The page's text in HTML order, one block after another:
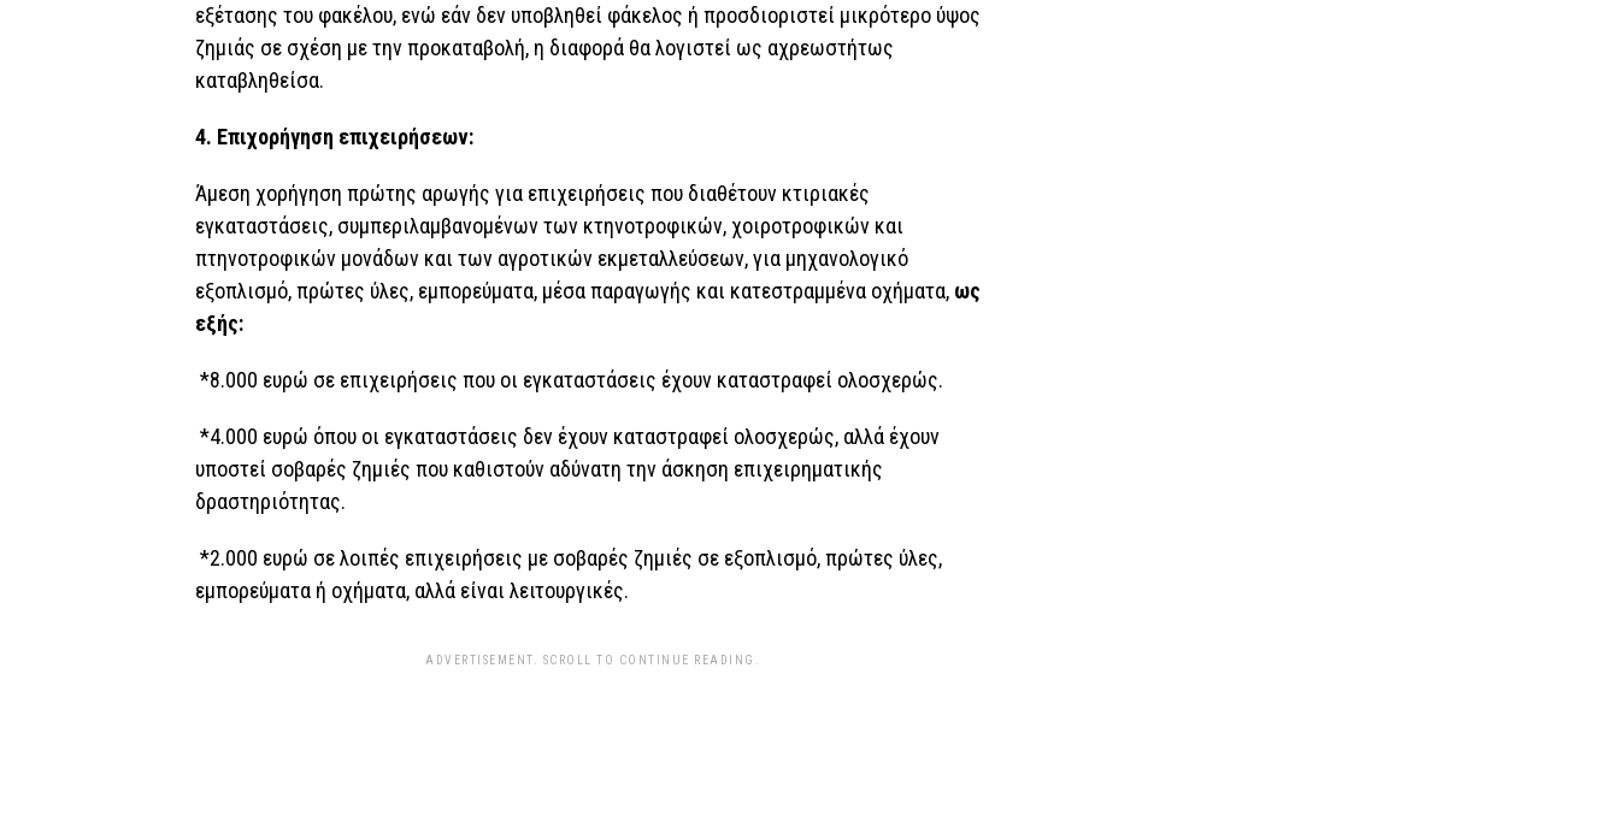
εξέτασης του φακέλου, ενώ εάν δεν υποβληθεί φάκελος ή προσδιοριστεί μικρότερο ύψος
ζημιάς σε σχέση με την προκαταβολή, η διαφορά θα λογιστεί ως αχρεωστήτως
καταβληθείσα.
4. Επιχορήγηση επιχειρήσεων:
Άμεση χορήγηση πρώτης αρωγής για επιχειρήσεις που διαθέτουν κτιριακές
εγκαταστάσεις, συμπεριλαμβανομένων των κτηνοτροφικών, χοιροτροφικών και
πτηνοτροφικών μονάδων και των αγροτικών εκμεταλλεύσεων, για μηχανολογικό
εξοπλισμό, πρώτες ύλες, εμπορεύματα, μέσα παραγωγής και κατεστραμμένα οχήματα, ως
εξής:
*8.000 ευρώ σε επιχειρήσεις που οι εγκαταστάσεις έχουν καταστραφεί ολοσχερώς.
*4.000 ευρώ όπου οι εγκαταστάσεις δεν έχουν καταστραφεί ολοσχερώς, αλλά έχουν
υποστεί σοβαρές ζημιές που καθιστούν αδύνατη την άσκηση επιχειρηματικής
δραστηριότητας.
*2.000 ευρώ σε λοιπές επιχειρήσεις με σοβαρές ζημιές σε εξοπλισμό, πρώτες ύλες,
εμπορεύματα ή οχήματα, αλλά είναι λειτουργικές.
ADVERTISEMENT. SCROLL TO CONTINUE READING.